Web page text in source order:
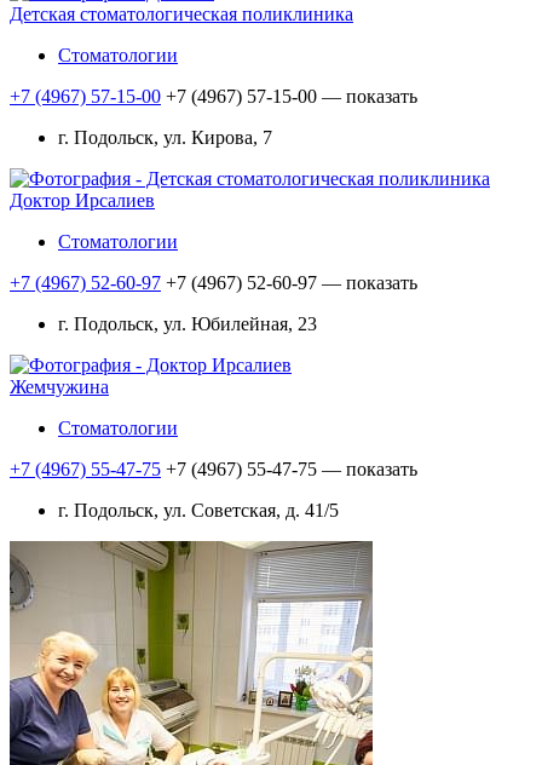
Детская стоматологическая поликлиника
Стоматологии
+7 (4967) 57-15-00 +7 (4967) 57-15-00 — показать
г. Подольск, ул. Кирова, 7
Доктор Ирсалиев
Стоматологии
+7 (4967) 52-60-97 +7 (4967) 52-60-97 — показать
г. Подольск, ул. Юбилейная, 23
Жемчужина
Стоматологии
+7 (4967) 55-47-75 +7 (4967) 55-47-75 — показать
г. Подольск, ул. Советская, д. 41/5